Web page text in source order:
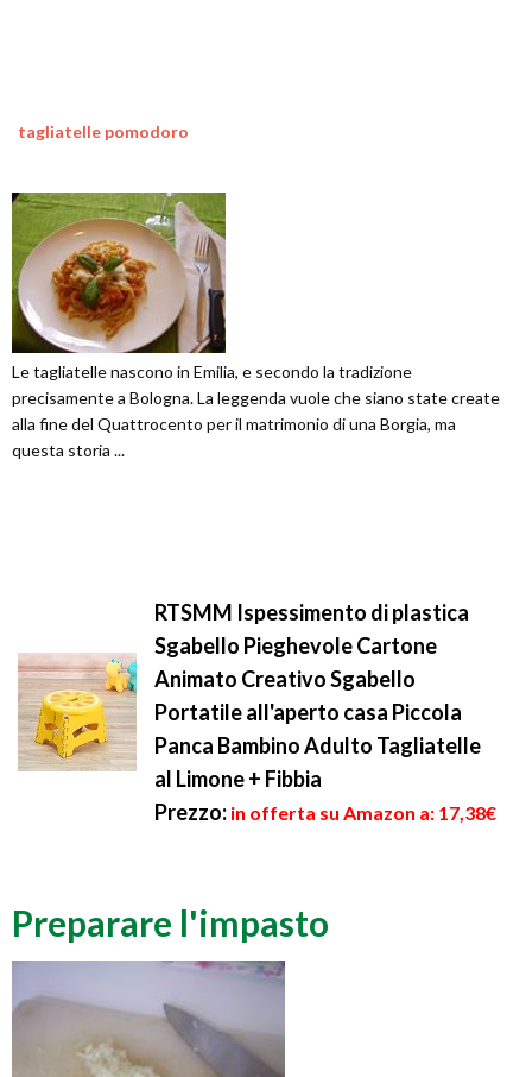
tagliatelle pomodoro
Le tagliatelle nascono in Emilia, e secondo la tradizione
precisamente a Bologna. La leggenda vuole che siano state create
alla fine del Quattrocento per il matrimonio di una Borgia, ma
questa storia ...
RTSMM Ispessimento di plastica
Sgabello Pieghevole Cartone
Animato Creativo Sgabello
Portatile all'aperto casa Piccola
Panca Bambino Adulto Tagliatelle
al Limone + Fibbia
Prezzo: in offerta su Amazon a: 17,38€
Preparare l'impasto